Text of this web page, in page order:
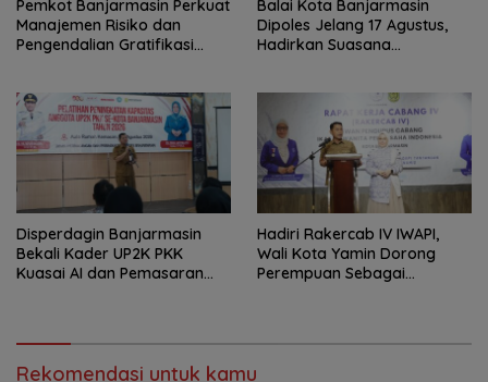
Pemkot Banjarmasin Perkuat
Manajemen Risiko dan
Pengendalian Gratifikasi
Balai Kota Banjarmasin
Dipoles Jelang 17 Agustus,
Hadirkan Suasana
Disperdagin Banjarmasin
Bekali Kader UP2K PKK
Kuasai AI dan Pemasaran
Hadiri Rakercab IV IWAPI,
Wali Kota Yamin Dorong
Perempuan Sebagai
Rekomendasi untuk kamu